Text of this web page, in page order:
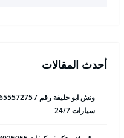
أحدث المقالات
سيارات 24/7